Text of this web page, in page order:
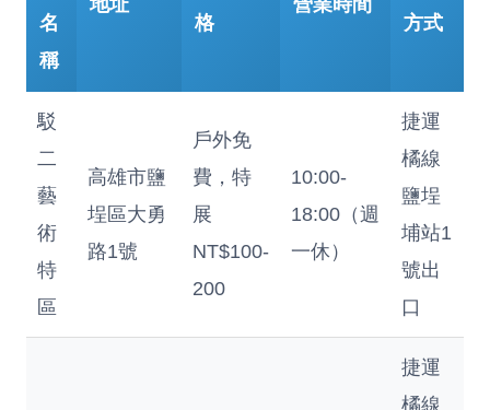
名
稱
地址
格
營業時間
方式
駁
二
藝
術
特
區
高雄市鹽
埕區大勇
路1號
戶外免
費，特
展
NT$100-
200
10:00-
18:00（週
一休）
捷運
橘線
鹽埕
埔站1
號出
口
捷運
橘線